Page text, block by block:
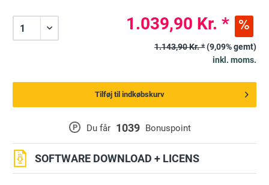
P Du får 1039 Bonuspoint
SOFTWARE DOWNLOAD + LICENS
1.039,90 Kr. *
1.143,90 Kr. *(9,09% gemt)
inkl. moms.
Tilføj til indkøbskurv